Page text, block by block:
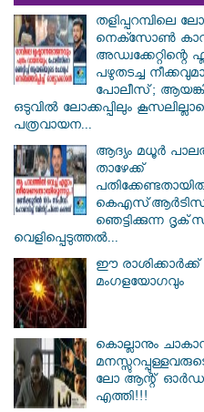
തളിപ്പറമ്പിലെ
നെക്സോൺ
അഡ്വക്കേറ്റിന്റെ
പഴുതടച്ച
പോലീസ്;
ഒടുവിൽ ലോക്കപ്പിലും
പത്രവായന...
ആദ്യം മധൂർ
താഴേക്ക്
കെഎസ്ആർടിസി
ഞെട്ടിക്കുന്ന
വെളിപ്പെടുത്തൽ...
ഈ
മംഗളയോഗവും
കൊല്ലാനും
ലോ ആന്റ്
എത്തി!!!